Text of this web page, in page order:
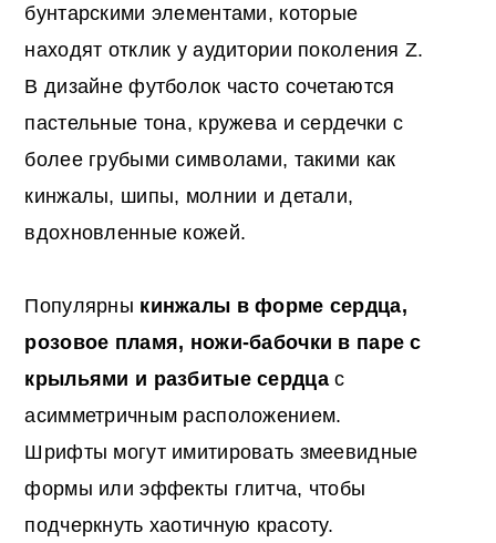
бунтарскими элементами, которые
находят отклик у аудитории поколения Z.
В дизайне футболок часто сочетаются
пастельные тона, кружева и сердечки с
более грубыми символами, такими как
кинжалы, шипы, молнии и детали,
вдохновленные кожей.
Популярны кинжалы в форме сердца,
розовое пламя, ножи-бабочки в паре с
крыльями и разбитые сердцас
асимметричным расположением.
Шрифты могут имитировать змеевидные
формы или эффекты глитча, чтобы
подчеркнуть хаотичную красоту.